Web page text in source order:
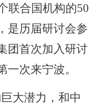
合国机构的50
是历届研讨会参
团首次加入研讨
一次来宁波。
大潜力，和中